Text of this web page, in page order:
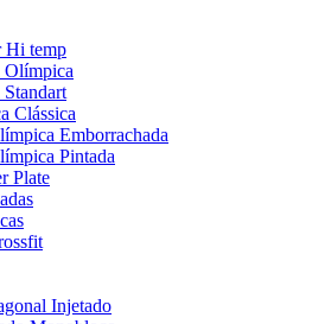
Hi temp
Olímpica
Clássica
Emborrachada
Pintada
Plate
Injetado